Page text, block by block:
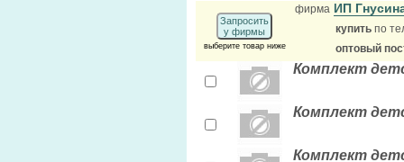
Запросить
у фирмы
выберите товар ниже
фирма ИП
купить по
оптовый
Комплект
Комплект
Комплект